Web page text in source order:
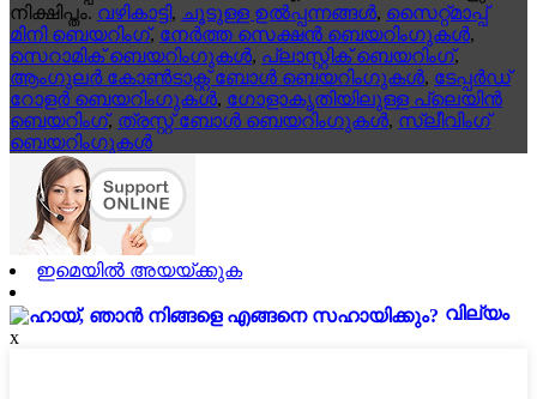
നിക്ഷിപ്തം. വഴികാട്ടി, ചൂടുള്ള ഉൽപ്പന്നങ്ങൾ, സൈറ്റ്മാപ്പ്
മിനി ബെയറിംഗ്, നേർത്ത സെക്ഷൻ ബെയറിംഗുകൾ,
സെറാമിക് ബെയറിംഗുകൾ, പ്ലാസ്റ്റിക് ബെയറിംഗ്,
ആംഗുലർ കോൺടാക്റ്റ് ബോൾ ബെയറിംഗുകൾ, ടേപ്പർഡ്
റോളർ ബെയറിംഗുകൾ, ഗോളാകൃതിയിലുള്ള പ്ലെയിൻ
ബെയറിംഗ്, ത്രസ്റ്റ് ബോൾ ബെയറിംഗുകൾ, സ്ലീവിംഗ്
ബെയറിംഗുകൾ
ഇമെയിൽ അയയ്ക്കുക
വില്യം
x